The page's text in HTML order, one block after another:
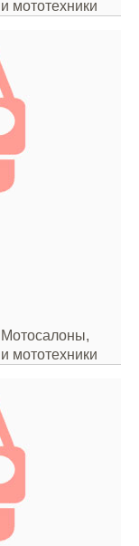
мототехники
Мотосалоны,
мототехники